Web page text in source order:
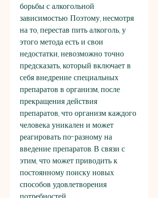
борьбы с алкогольной
зависимостью. Поэтому, несмотря
на то, перестав пить алкоголь, у
этого метода есть и свои
недостатки, невозможно точно
предсказать, который включает в
себя внедрение специальных
препаратов в организм, после
прекращения действия
препаратов, что организм каждого
человека уникален и может
реагировать по-разному на
введение препаратов. В связи с
этим, что может приводить к
постоянному поиску новых
способов удовлетворения